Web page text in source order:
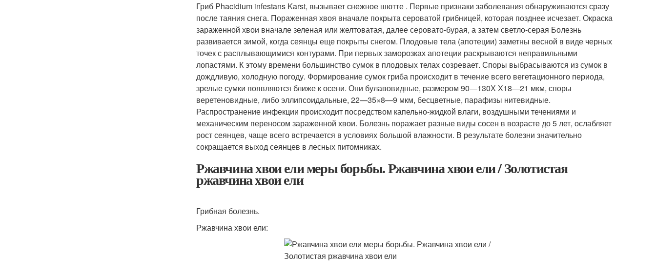
Гриб Phacidium infestans Karst, вызывает снежное шютте . Первые признаки заболевания обнаруживаются сразу
после таяния снега. Пораженная хвоя вначале покрыта сероватой грибницей, которая позднее исчезает. Окраска
зараженной хвои вначале зеленая или желтоватая, далее серовато-бурая, а затем светло-серая Болезнь
развивается зимой, когда сеянцы еще покрыты снегом. Плодовые тела (апотеции) заметны весной в виде черных
точек с расплывающимися контурами. При первых заморозках апотеции раскрываются неправильными
лопастями. К этому времени большинство сумок в плодовых телах созревает. Споры выбрасываются из сумок в
дождливую, холодную погоду. Формирование сумок гриба происходит в течение всего вегетационного периода,
зрелые сумки появляются ближе к осени. Они булавовидные, размером 90—130Х Х18—21 мкм, споры
веретеновидные, либо эллипсоидальные, 22—35×8—9 мкм, бесцветные, парафизы нитевидные.
Распространение инфекции происходит посредством капельно-жидкой влаги, воздушными течениями и
механическим переносом зараженной хвои. Болезнь поражает разные виды сосен в возрасте до 5 лет, ослабляет
рост сеянцев, чаще всего встречается в условиях большой влажности. В результате болезни значительно
сокращается выход сеянцев в лесных питомниках.
Ржавчина хвои ели меры борьбы. Ржавчина хвои ели / Золотистая
ржавчина хвои ели
Грибная болезнь.
Ржавчина хвои ели: